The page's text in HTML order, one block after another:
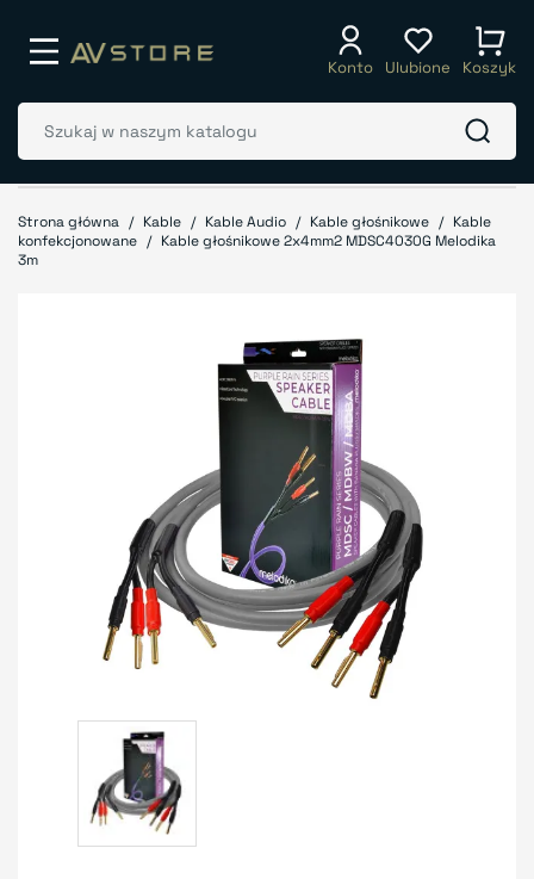
Konto Ulubione Koszyk
Strona główna Kable Kable Audio Kable głośnikowe
Kable
konfekcjonowane
Kable głośnikowe 2x4mm2 MDSC4030G Melodika
3m